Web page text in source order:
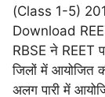
(Class 1-5)
Download
RBSE ने REET
जिलों में आयोजित
अलग पारी में